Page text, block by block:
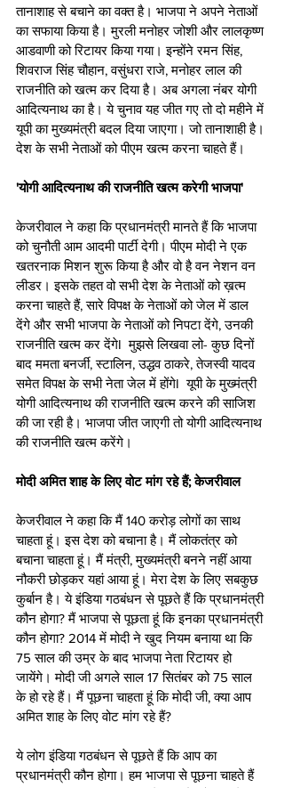
तानाशाह से बचाने का वक्त है। भाजपा ने अपने नेताओं
का सफाया किया है। मुरली मनोहर जोशी और लालकृष्ण
आडवाणी को रिटायर किया गया। इन्होंने रमन सिंह,
शिवराज सिंह चौहान, वसुंधरा राजे, मनोहर लाल की
राजनीति को खत्म कर दिया है। अब अगला नंबर योगी
आदित्यनाथ का है। ये चुनाव यह जीत गए तो दो महीने में
यूपी का मुख्यमंत्री बदल दिया जाएगा। जो तानाशाही है।
देश के सभी नेताओं को पीएम खत्म करना चाहते हैं।
'योगी आदित्यनाथ की राजनीति खत्म करेगी भाजपा'
केजरीवाल ने कहा कि प्रधानमंत्री मानते हैं कि भाजपा
को चुनौती आम आदमी पार्टी देगी। पीएम मोदी ने एक
खतरनाक मिशन शुरू किया है और वो है वन नेशन वन
लीडर। इसके तहत वो सभी देश के नेताओं को ख़त्म
करना चाहते हैं, सारे विपक्ष के नेताओं को जेल में डाल
देंगे और सभी भाजपा के नेताओं को निपटा देंगे, उनकी
राजनीति खत्म कर देंगेI  मुझसे लिखवा लो- कुछ दिनों
बाद ममता बनर्जी, स्टालिन, उद्धव ठाकरे, तेजस्वी यादव
समेत विपक्ष के सभी नेता जेल में होंगेI  यूपी के मुख्मंत्री
योगी आदित्यनाथ की राजनीति खत्म करने की साजिश
की जा रही है। भाजपा जीत जाएगी तो योगी आदित्यनाथ
की राजनीति खत्म करेंगे।
मोदी अमित शाह के लिए वोट मांग रहे हैं; केजरीवाल
केजरीवाल ने कहा कि मैं 140 करोड़ लोगों का साथ
चाहता हूं। इस देश को बचाना है। मैं लोकतंत्र को
बचाना चाहता हूं। मैं मंत्री, मुख्यमंत्री बनने नहीं आया
नौकरी छोड़कर यहां आया हूं। मेरा देश के लिए सबकुछ
कुर्बान है। ये इंडिया गठबंधन से पूछते हैं कि प्रधानमंत्री
कौन होगा? मैं भाजपा से पूछता हूं कि इनका प्रधानमंत्री
कौन होगा? 2014 में मोदी ने खुद नियम बनाया था कि
75 साल की उम्र के बाद भाजपा नेता रिटायर हो
जायेंगे। मोदी जी अगले साल 17 सितंबर को 75 साल
के हो रहे हैं। मैं पूछना चाहता हूं कि मोदी जी, क्या आप
अमित शाह के लिए वोट मांग रहे हैं?
ये लोग इंडिया गठबंधन से पूछते हैं कि आप का
प्रधानमंत्री कौन होगा। हम भाजपा से पूछना चाहते हैं